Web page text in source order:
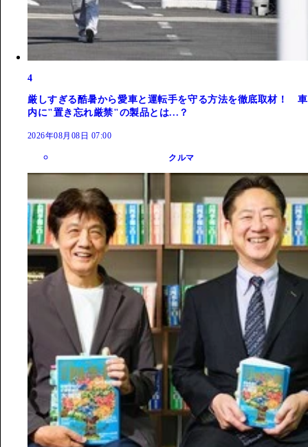
4
厳しすぎる酷暑から愛車と運転手を守る方法を徹底取材！ 車
内に"置き忘れ厳禁"の製品とは...？
2026年08月08日 07:00
クルマ